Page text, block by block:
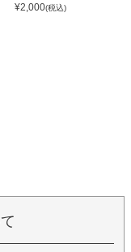
¥2,000(税込)